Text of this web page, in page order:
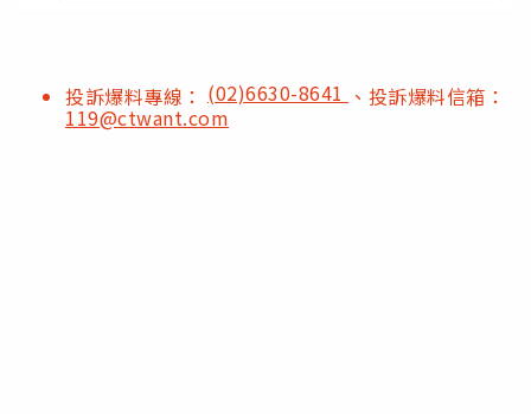
投訴爆料專線： (02)6630-8641 、投訴爆料信箱：
119@ctwant.com